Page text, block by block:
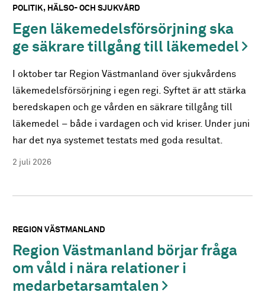
POLITIK HÄLSO- OCH SJUKVÅRD
Egen läkemedelsförsörjning ska
ge säkrare tillgång till läkemedel
I oktober tar Region Västmanland över sjukvårdens
läkemedelsförsörjning i egen regi. Syftet är att stärka
beredskapen och ge vården en säkrare tillgång till
läkemedel – både i vardagen och vid kriser. Under juni
har det nya systemet testats med goda resultat.
2 juli 2026
REGION VÄSTMANLAND
Region Västmanland börjar fråga
om våld i nära relationer i
medarbetarsamtalen